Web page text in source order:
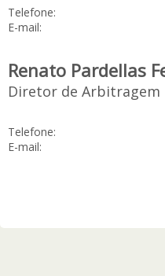
Telefone:
E-mail:
Renato Pardellas
Diretor de Arbitragem
Telefone:
E-mail: